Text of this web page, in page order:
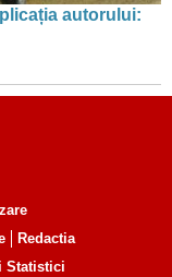
autorului:
Redactia